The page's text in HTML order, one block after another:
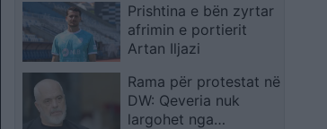
Yamal
Prishtina e bën zyrtar
afrimin e portierit
Artan Iljazi
Rama për protestat në
DW: Qeveria nuk
largohet nga